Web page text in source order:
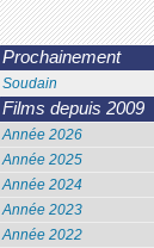
Prochainement
Soudain
Films depuis 2009
Année 2026
Année 2025
Année 2024
Année 2023
Année 2022